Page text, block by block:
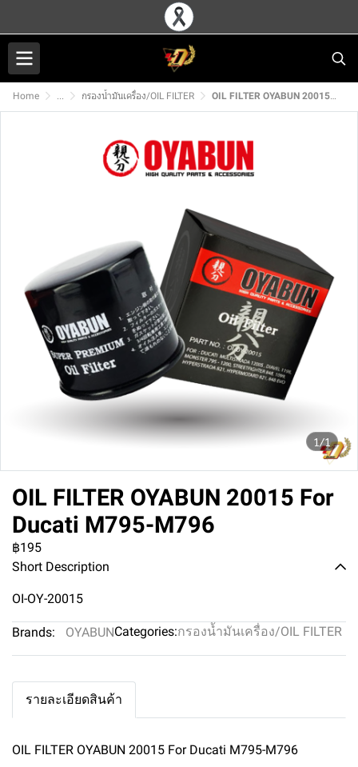
Home ... กรองน้ำมันเครื่อง/OIL FILTER OIL FILTER OYABUN 20015 For Ducati M795-M796
1/1
OIL FILTER OYABUN 20015 For
Ducati M795-M796
฿195
Short Description
OI-OY-20015
Brands: OYABUNCategories:กรองน้ำมันเครื่อง/OIL FILTER
รายละเอียดสินค้า
OIL FILTER OYABUN 20015 For Ducati M795-M796